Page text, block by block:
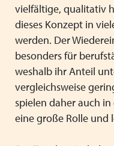
vielfältige, qualitativ
dieses Konzept in
werden. Der
besonders für
weshalb ihr Anteil
vergleichsweise
spielen daher auch
eine große Rolle und